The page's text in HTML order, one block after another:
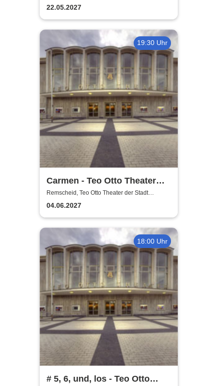
Remscheid
22.05.2027
19:30 Uhr
Carmen - Teo Otto Theater
der Stadt Remscheid
Remscheid, Teo Otto Theater der Stadt
Remscheid
04.06.2027
18:00 Uhr
# 5, 6, und, los - Teo Otto